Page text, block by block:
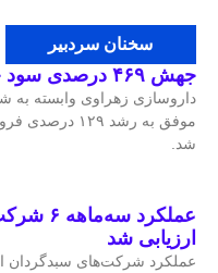
سخنان سردبیر
جهش ۴۶۹ درصدی سود خالص داروسازی زهراوی
داروسازی زهراوی وابسته
شد.
عملکرد
ارزیابی شد
عملکرد شرکت‌های سبدگردان